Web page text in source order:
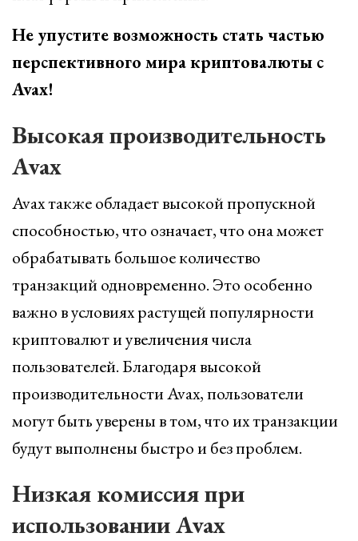
Не упустите возможность стать частью
перспективного мира криптовалюты с
Avax!
Высокая производительность
Avax
Avax также обладает высокой пропускной
способностью, что означает, что она может
обрабатывать большое количество
транзакций одновременно. Это особенно
важно в условиях растущей популярности
криптовалют и увеличения числа
пользователей. Благодаря высокой
производительности Avax, пользователи
могут быть уверены в том, что их транзакции
будут выполнены быстро и без проблем.
Низкая комиссия при
использовании Avax